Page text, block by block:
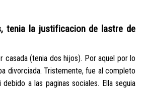
tenia la justificacion de lastre de
casada (tenia dos hijos). Por aquel por lo
divorciada. Tristemente, fue al completo
a las paginas sociales. Ella seguia